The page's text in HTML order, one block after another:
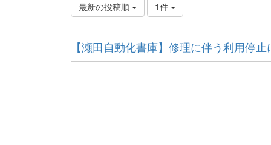
最新の投稿順 1件
【瀬田自動化書庫】修理に伴う利用停